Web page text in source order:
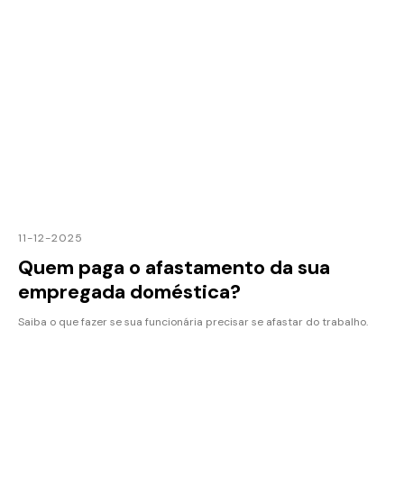
11-12-2025
Quem paga o afastamento da sua
empregada doméstica?
Saiba o que fazer se sua funcionária precisar se afastar do trabalho.